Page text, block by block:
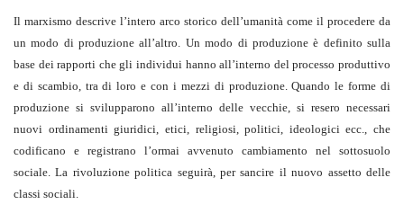
Il marxismo descrive l’intero arco storico dell’umanità come il procedere da
un modo di produzione all’altro. Un modo di produzione è definito sulla
base dei rapporti che gli individui hanno all’interno del processo produttivo
e di scambio, tra di loro e con i mezzi di produzione. Quando le forme di
produzione si svilupparono all’interno delle vecchie, si resero necessari
nuovi ordinamenti giuridici, etici, religiosi, politici, ideologici ecc., che
codificano e registrano l’ormai avvenuto cambiamento nel sottosuolo
sociale. La rivoluzione politica seguirà, per sancire il nuovo assetto delle
classi sociali.